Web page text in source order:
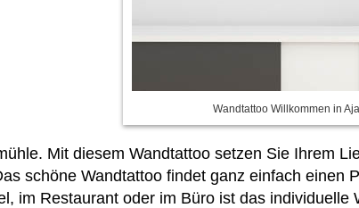
Wandtattoo Willkommen in
Mit diesem Wandtattoo setzen Sie Ihrem
schöne Wandtattoo findet ganz einfach einen
im Restaurant oder im Büro ist das